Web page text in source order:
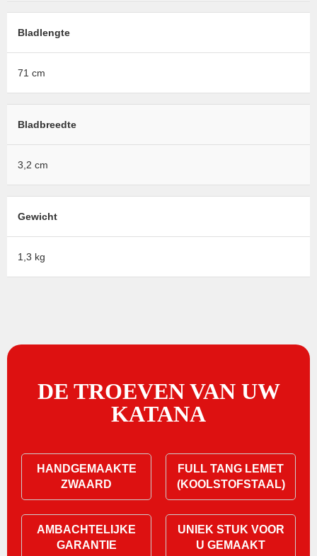
Bladlengte
71 cm
Bladbreedte
3,2 cm
Gewicht
1,3 kg
DE TROEVEN VAN UW
KATANA
HANDGEMAAKTE
ZWAARD
FULL TANG LEMET
(KOOLSTOFSTAAL)
AMBACHTELIJKE
GARANTIE
UNIEK STUK VOOR
U GEMAAKT